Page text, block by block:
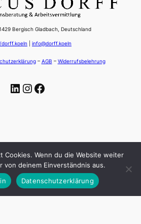
Bergisch Gladbach, Deutschland
info@dorff.koeln
– AGB – Widerrufsbelehrung
LinkedIn
Instagram
Facebook
Cookies. Wenn du die Website weiter
von deinem Einverständnis aus.
Datenschutzerklärung